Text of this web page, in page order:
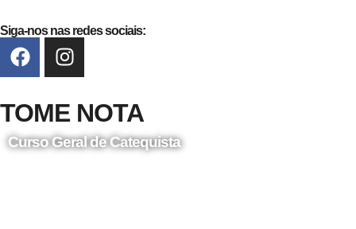
Siga-nos nas redes sociais:
TOME NOTA
Curso Geral de Catequista